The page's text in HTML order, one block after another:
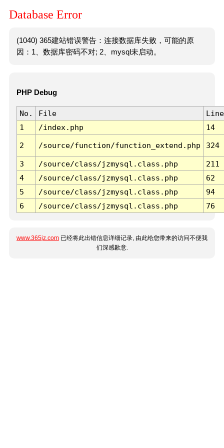
Database Error
(1040) 365建站错误警告：连接数据库失败，可能的原
因：1、数据库密码不对; 2、mysql未启动。
PHP Debug
No. File
Line
1
/index.php 14
2 /source/function/function_extend.php 324
3 /source/class/jzmysql.class.php
211
4
/source/class/jzmysql.class.php
62
5
/source/class/jzmysql.class.php
94
6
/source/class/jzmysql.class.php 76
www.365jz.com 已经将此出错信息详细记录, 由此给您带来的访问不便我
们深感歉意.